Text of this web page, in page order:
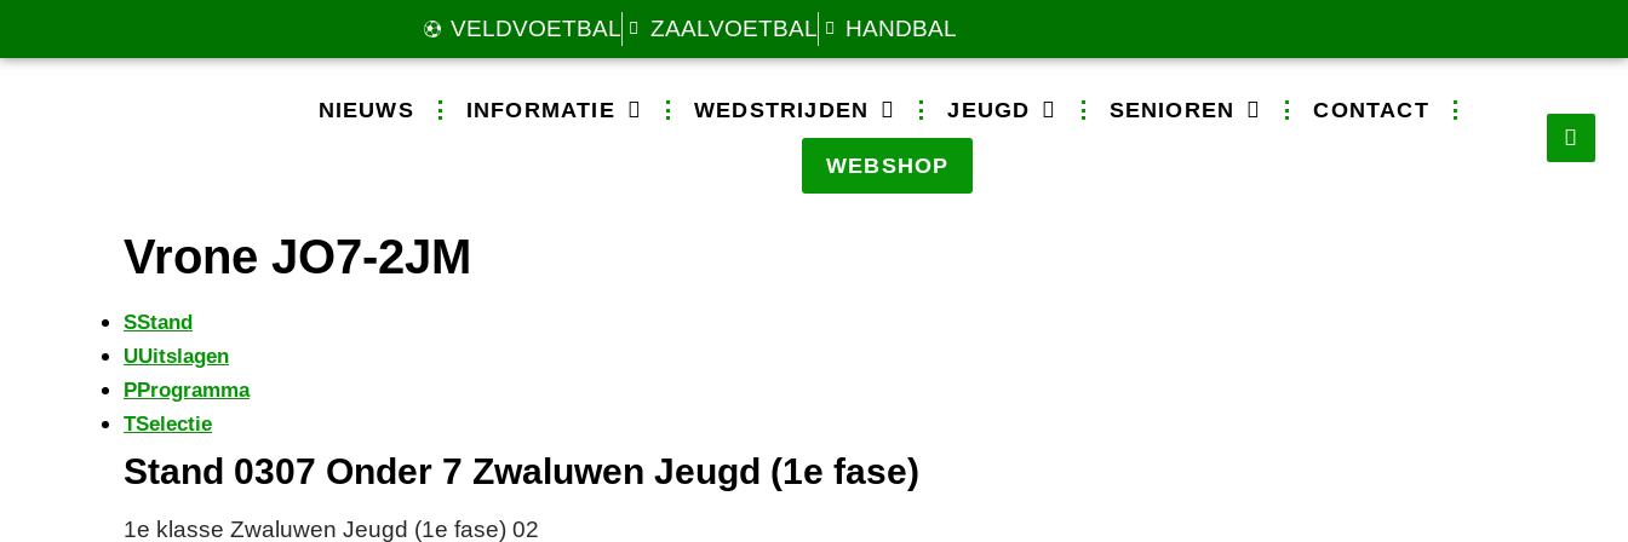
VELDVOETBAL ZAALVOETBAL HANDBAL
NIEUWS INFORMATIE WEDSTRIJDEN JEUGD SENIOREN CONTACT
WEBSHOP
Vrone JO7-2JM
SStand
UUitslagen
PProgramma
TSelectie
Stand 0307 Onder 7 Zwaluwen Jeugd (1e fase)
1e klasse Zwaluwen Jeugd (1e fase) 02